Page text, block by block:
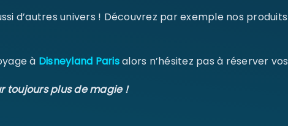
d’autres univers ! Découvrez par exemple nos produits
à Disneyland Parisalors n’hésitez pas à réserver
toujours plus de magie !